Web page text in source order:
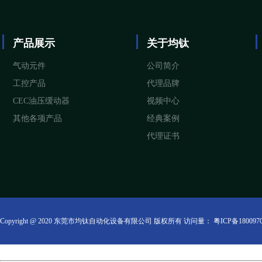
产品展示
气动元件
工控产品
CEC油压缓动器
其他各项产品
关于均钛
公司简介
代理品牌
视频中心
经典案例
代理证书
Copyright @ 2020 东莞市均钛自动化设备有限公司 版权所有 访问量： 粤ICP备